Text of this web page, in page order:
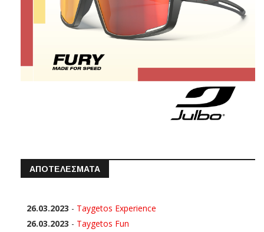
ΑΠΟΤΕΛΕΣΜΑΤΑ
26.03.2023 - Taygetos Experience
26.03.2023 - Taygetos Fun